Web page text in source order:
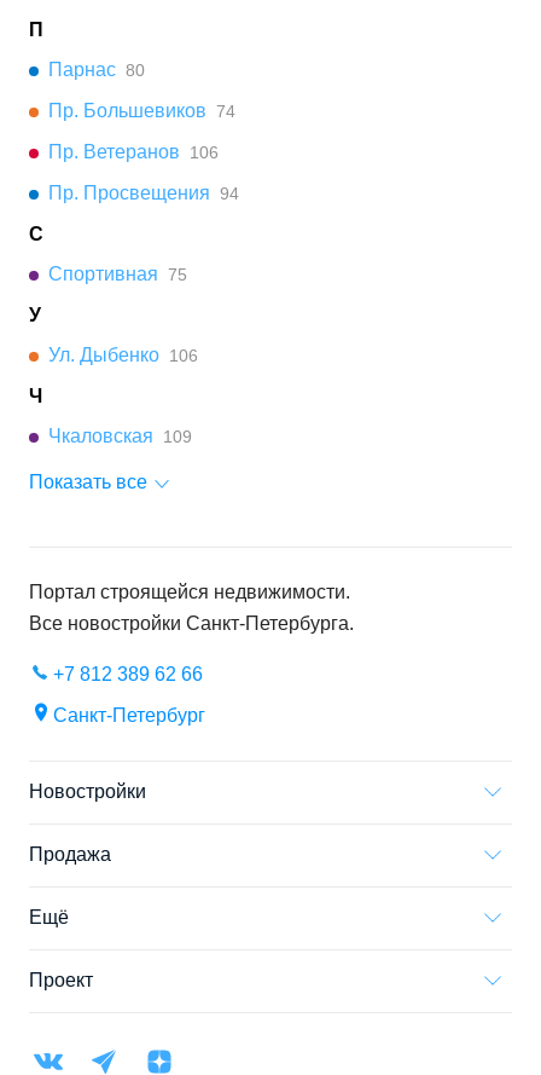
П
Парнас 80
Пр. Большевиков 74
Пр. Ветеранов 106
Пр. Просвещения 94
С
Спортивная 75
У
Ул. Дыбенко 106
Ч
Чкаловская
109
Показать все
Портал строящейся недвижимости.
Все новостройки Санкт-Петербурга.
+7 812 389 62 66
Санкт-Петербург
Новостройки
Продажа
Ещё
Проект